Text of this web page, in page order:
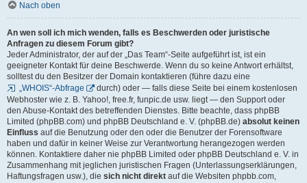
Nach oben
An wen soll ich mich wenden, falls es Beschwerden oder juristische
Anfragen zu diesem Forum gibt?
Jeder Administrator, der auf der „Das Team“-Seite aufgeführt ist, ist ein
geeigneter Kontakt für deine Beschwerde. Wenn du so keine Antwort erhältst,
solltest du den Besitzer der Domain kontaktieren (führe dazu eine
„WHOIS“-Abfrage
durch) oder — falls diese Seite bei einem kostenlosen
Webhoster wie z. B. Yahoo!, free.fr, funpic.de usw. liegt — den Support oder
den Abuse-Kontakt des betreffenden Dienstes. Bitte beachte, dass phpBB
Limited (phpBB.com) und phpBB Deutschland e. V. (phpBB.de) absolut keinen
Einfluss auf die Benutzung oder den oder die Benutzer der Forensoftware
haben und dafür in keiner Weise zur Verantwortung herangezogen werden
können. Kontaktiere daher nie phpBB Limited oder phpBB Deutschland e. V. in
Zusammenhang mit jeglichen juristischen Fragen (Unterlassungserklärungen,
Haftungsfragen usw.), die sich nicht direkt auf die Websiten phpbb.com,